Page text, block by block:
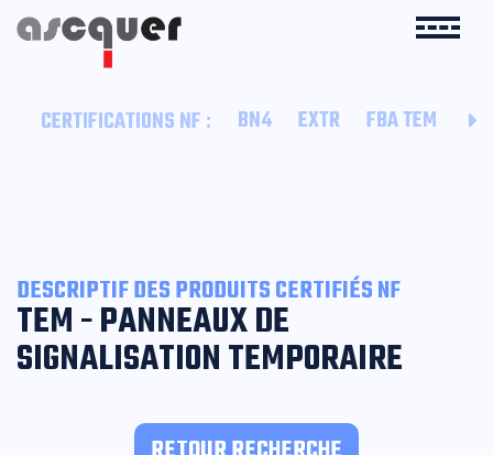
CERTIFICATIONS NF : BN4 EXTR FBA TEM
DESCRIPTIF DES PRODUITS CERTIFIÉS NF
TEM - PANNEAUX DE
SIGNALISATION TEMPORAIRE